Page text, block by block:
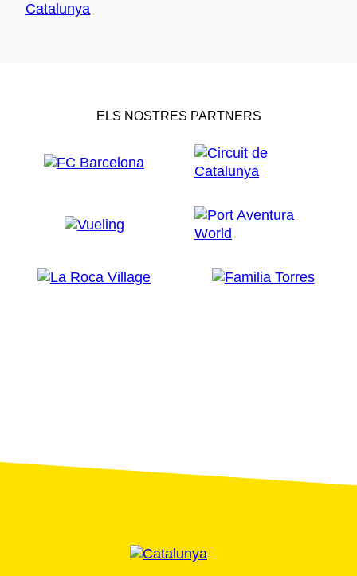
ELS NOSTRES PARTNERS